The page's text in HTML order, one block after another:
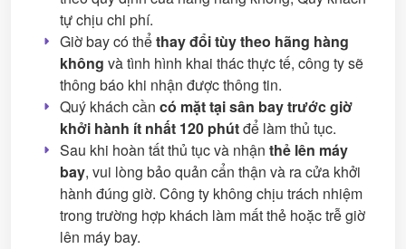
tự chịu chi phí.
Giờ bay có thểthay đổi tùy theo hãng hàng
không và tình hình khai thác thực tế, công ty sẽ
thông báo khi nhận được thông tin.
Quý khách cần có mặt tại sân bay trước giờ
khởi hành ít nhất 120 phútđể làm thủ tục.
Sau khi hoàn tất thủ tục và nhận thẻ lên máy
bay, vui lòng bảo quản cẩn thận và ra cửa khởi
hành đúng giờ. Công ty không chịu trách nhiệm
trong trường hợp khách làm mất thẻ hoặc trễ giờ
lên máy bay.